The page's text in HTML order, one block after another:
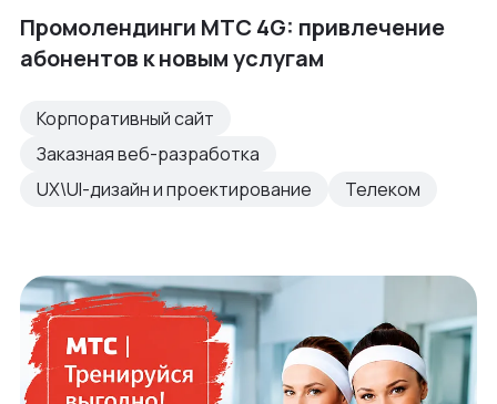
Промолендинги МТС 4G: привлечение
абонентов к новым услугам
Корпоративный сайт
Заказная веб-разработка
UX\UI-дизайн и проектирование
Телеком